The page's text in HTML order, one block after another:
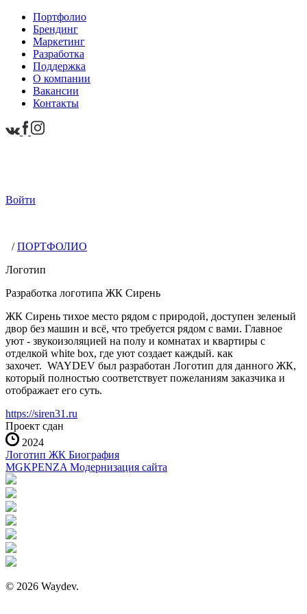
Портфолио
Брендинг
Маркетинг
Разработка
Поддержка
О компании
Вакансии
Контакты
Войти
/ПОРТФОЛИО
Логотип
Разработка логотипа ЖК Сирень
ЖК Сирень тихое место рядом с природой, доступен зеленый
двор без машин и всё, что требуется рядом с вами. Главное
уют - звукоизоляцией на полу и комнатах и квартиры с
отделкой white box, где уют создает каждый. как
захочет. WAYDEV был разработан Логотип для данного ЖК,
который полностью соответствует пожеланиям заказчика и
отображает его суть.
https://siren31.ru
Проект сдан
2024
Логотип ЖК Биография
MGKPENZA Модернизация сайта
© 2026 Waydev.